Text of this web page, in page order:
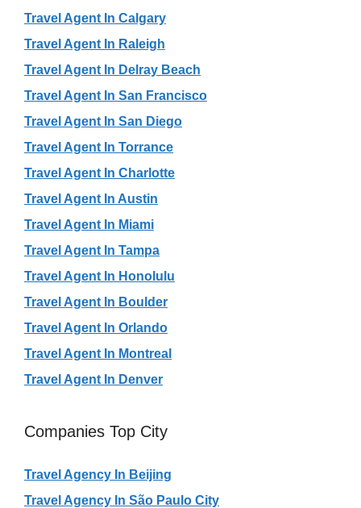
Travel Agent In Calgary
Travel Agent In Raleigh
Travel Agent In Delray Beach
Travel Agent In San Francisco
Travel Agent In San Diego
Travel Agent In Torrance
Travel Agent In Charlotte
Travel Agent In Austin
Travel Agent In Miami
Travel Agent In Tampa
Travel Agent In Honolulu
Travel Agent In Boulder
Travel Agent In Orlando
Travel Agent In Montreal
Travel Agent In Denver
Companies Top City
Travel Agency In Beijing
Travel Agency In São Paulo City